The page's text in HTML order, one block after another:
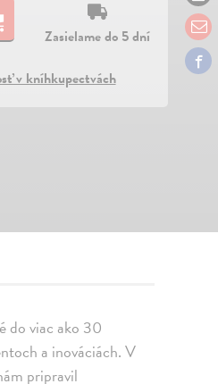
Zasielame do 5 dní
v kníhkupectvách
do viac ako 30
a inováciách. V
pripravil